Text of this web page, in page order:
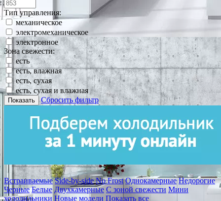
Тип управления:
механическое
электромеханическое
электронное
Зона свежести:
есть
есть, влажная
есть, сухая
есть, сухая и влажная
Показать Сбросить фильтр
Встраиваемые Side-by-side No Frost Однокамерные Недорогие
Черные Белые Двухкамерные С зоной свежести Мини
холодильники Новые модели Показать все